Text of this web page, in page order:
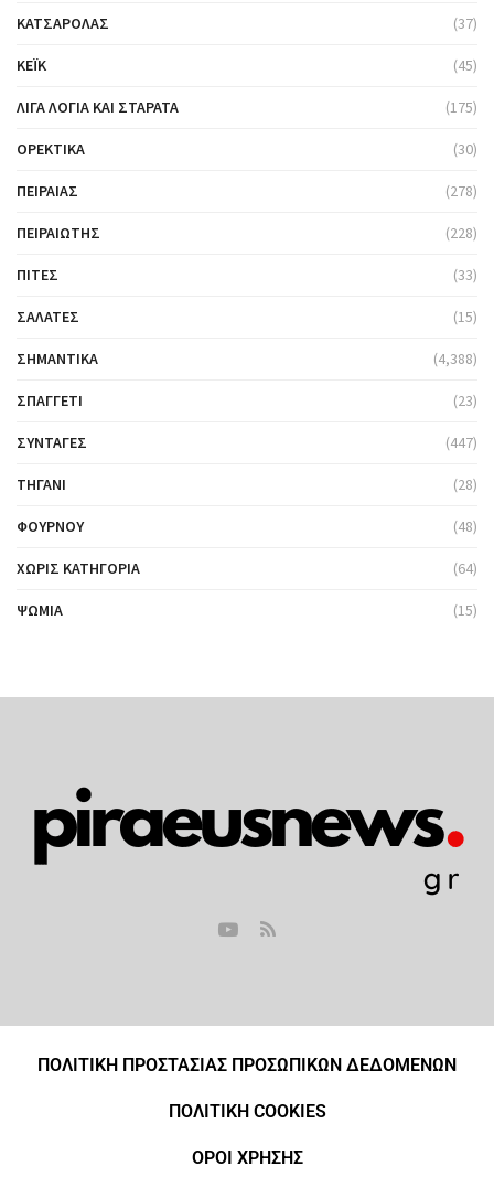
ΚΑΤΣΑΡΌΛΑΣ (37)
ΚΈΙΚ (45)
ΛΊΓΑ ΛΌΓΙΑ ΚΑΙ ΣΤΑΡΆΤΑ (175)
ΟΡΕΚΤΙΚΆ (30)
ΠΕΙΡΑΙΆΣ (278)
ΠΕΙΡΑΙΏΤΗΣ (228)
ΠΊΤΕΣ (33)
ΣΑΛΆΤΕΣ (15)
ΣΗΜΑΝΤΙΚΆ (4,388)
ΣΠΑΓΓΈΤΙ (23)
ΣΥΝΤΑΓΈΣ (447)
ΤΗΓΆΝΙ (28)
ΦΟΎΡΝΟΥ (48)
ΧΩΡΊΣ ΚΑΤΗΓΟΡΊΑ (64)
ΨΩΜΙΆ (15)
ΠΟΛΙΤΙΚΗ ΠΡΟΣΤΑΣΙΑΣ ΠΡΟΣΩΠΙΚΩΝ ΔΕΔΟΜΕΝΩΝ
ΠΟΛΙΤΙΚΗ COOKIES
ΟΡΟΙ ΧΡΗΣΗΣ